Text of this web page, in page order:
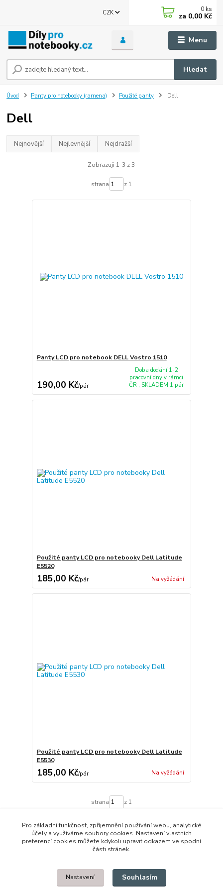
Menu
CZK
Hledat
0 ks
za 0,00 Kč
Úvod Panty pro notebooky (ramena) Použité panty Dell
Dell
Nejnovější Nejlevnější Nejdražší
Zobrazuji 1-3 z 3
strana z 1
Panty LCD pro notebook DELL Vostro 1510
190,00 Kč/pár
Doba dodání 1-2
pracovní dny v rámci
ČR , SKLADEM 1 pár
Použité panty LCD pro notebooky Dell Latitude
E5520
185,00 Kč/pár Na vyžádání
Použité panty LCD pro notebooky Dell Latitude
E5530
185,00 Kč/pár Na vyžádání
strana z 1
© 2014 - 2025 Díly pro notebooky
Upravit sběr cookies.
Pro základní funkčnost, zpříjemnění používání webu, analytické
účely a využíváme soubory cookies. Nastavení vlastních
preferencí cookies můžete kdykoli upravit odkazem ve spodní
části stránek.
Nastavení Souhlasím